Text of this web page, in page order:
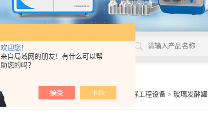
欢迎您！
来自局域网的朋友！有什么可以帮
助您的吗？
你的位置：首页 产品展示> 生物发酵工程设备 > 玻璃发酵罐